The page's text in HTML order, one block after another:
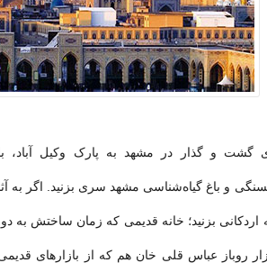
گشت و گذار در مشهد به پارک وکیل آباد،
و باغ گیاه‌شناسی مشهد سری بزنید. اگر به
اردکانی بزنید؛ خانه قدیمی که زمان ساختش به
روباز عباس قلی خان هم که از بازارهای